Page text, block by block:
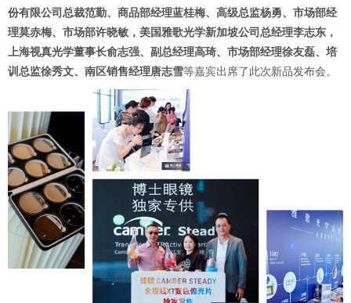
份有限公司总裁范勤、商品部经理蓝桂梅、高级总监杨勇、市场部经
理莫赤梅、市场部许晓敏，美国雅歌光学新加坡公司总经理李志东，
上海视真光学董事长俞志强、副总经理高琦、市场部经理徐友磊、培
训总监徐秀文、南区销售经理唐志雪等嘉宾出席了此次新品发布会。